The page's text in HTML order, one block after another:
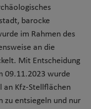
barocke
im Rahmen des
an die
Mit Entscheidung
09.11.2023 wurde
an Kfz-Stellflächen
zu entsiegeln und nur